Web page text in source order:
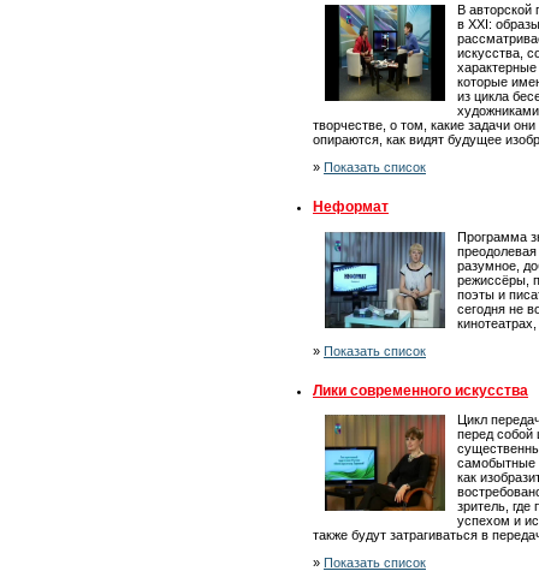
В авторской
в XXI:
искусства,
которые
из цикла
творчестве, о том, какие задачи
опираются, как видят будущее
» Показать список
Неформат
Программа
разумное,
режиссёры,
поэты и
сегодня не
» Показать список
Лики современного искусства
Цикл
перед собой
самобытные
как
зритель,
успехом и
также будут затрагиваться в
» Показать список